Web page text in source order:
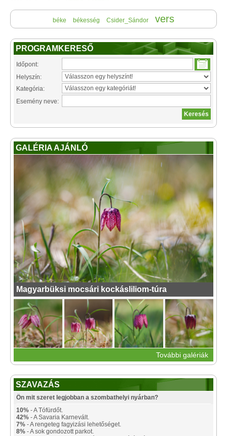
béke békesség Csider_Sándor vers
PROGRAMKERESŐ
Időpont:
Helyszín:
Kategória:
Esemény neve:
GALÉRIA AJÁNLÓ
Magyarbüksi mocsári kockásliliom-túra
További galériák
SZAVAZÁS
Ön mit szeret legjobban a szombathelyi nyárban?
10% - A Tófürdőt.
42% - A Savaria Karnevált.
7% - A rengeteg fagyizási lehetőséget.
8% - A sok gondozott parkot.